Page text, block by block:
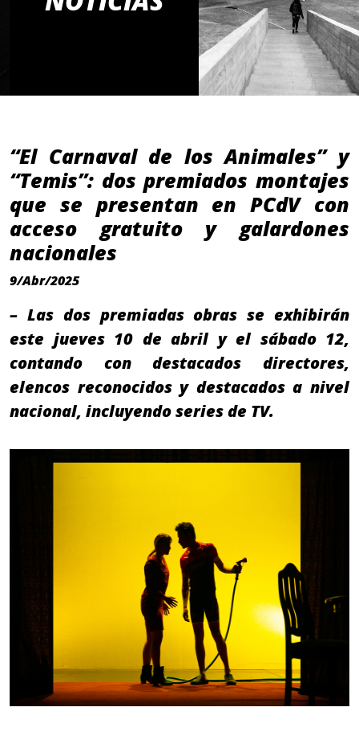
“El Carnaval de los Animales” y
“Temis”: dos premiados montajes
que se presentan en PCdV con
acceso gratuito y galardones
nacionales
9/Abr/2025
– Las dos premiadas obras se exhibirán
este jueves 10 de abril y el sábado 12,
contando con destacados directores,
elencos reconocidos y destacados a nivel
nacional, incluyendo series de TV.